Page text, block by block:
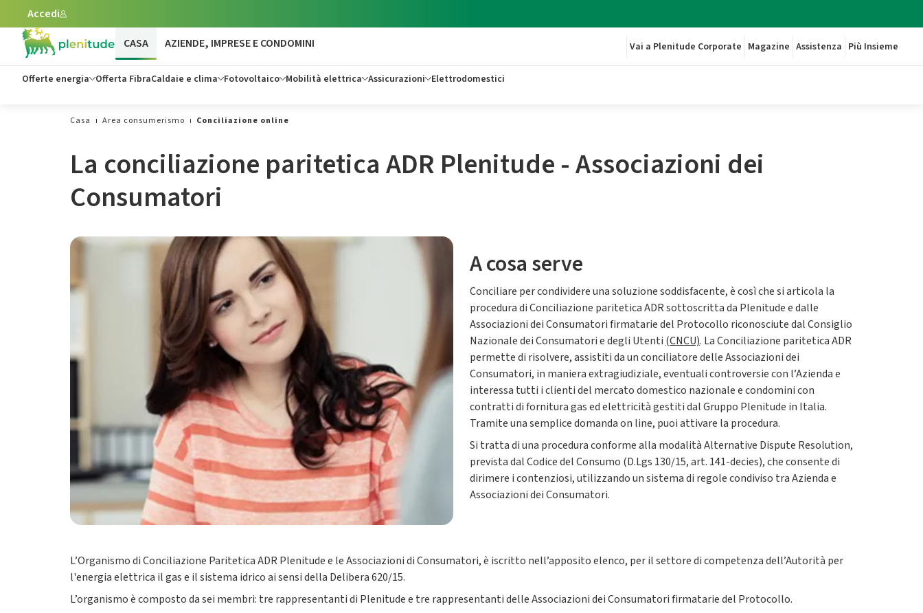
Vai al contenuto principale
Accedi
CASA
Offerte energia Offerta FibraCaldaie e clima Fotovoltaico Mobilità elettrica Assicurazioni Elettrodomestici
AZIENDE, IMPRESE E CONDOMINI Vai a Plenitude Corporate Magazine Assistenza Più Insieme
Casa Area consumerismo Conciliazione online
La conciliazione paritetica ADR Plenitude - Associazioni dei
Consumatori
A cosa serve
Conciliare per condividere una soluzione soddisfacente, è così che si articola la
procedura di Conciliazione paritetica ADR sottoscritta da Plenitude e dalle
Associazioni dei Consumatori firmatarie del Protocollo riconosciute dal Consiglio
Nazionale dei Consumatori e degli Utenti (CNCU). La Conciliazione paritetica ADR
permette di risolvere, assistiti da un conciliatore delle Associazioni dei
Consumatori, in maniera extragiudiziale, eventuali controversie con l’Azienda e
interessa tutti i clienti del mercato domestico nazionale e condomini con
contratti di fornitura gas ed elettricità gestiti dal Gruppo Plenitude in Italia.
Tramite una semplice domanda on line, puoi attivare la procedura.
Si tratta di una procedura conforme alla modalità Alternative Dispute Resolution,
prevista dal Codice del Consumo (D.Lgs 130/15, art. 141-decies), che consente di
dirimere i contenziosi, utilizzando un sistema di regole condiviso tra Azienda e
Associazioni dei Consumatori.
L’Organismo di Conciliazione Paritetica ADR Plenitude e le Associazioni di Consumatori, è iscritto nell’apposito elenco, per il settore di competenza dell’Autorità per
l'energia elettrica il gas e il sistema idrico ai sensi della Delibera 620/15.
L’organismo è composto da sei membri: tre rappresentanti di Plenitude e tre rappresentanti delle Associazioni dei Consumatori firmatarie del Protocollo.